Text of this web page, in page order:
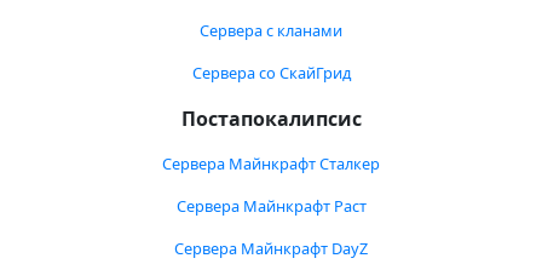
Сервера с кланами
Сервера со СкайГрид
Постапокалипсис
Сервера Майнкрафт Сталкер
Сервера Майнкрафт Раст
Сервера Майнкрафт DayZ